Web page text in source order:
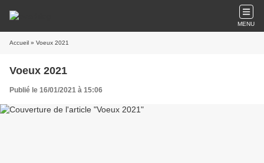
MENU
Accueil » Voeux 2021
Voeux 2021
Publié le 16/01/2021 à 15:06